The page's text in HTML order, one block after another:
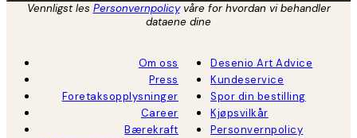
Vennligst les Personvernpolicyvåre for hvordan vi behandler
dataene dine
Om oss
Press
Foretaksopplysninger
Career
Bærekraft
Desenio Art Advice
Kundeservice
Spor din bestilling
Kjøpsvilkår
Personvernpolicy